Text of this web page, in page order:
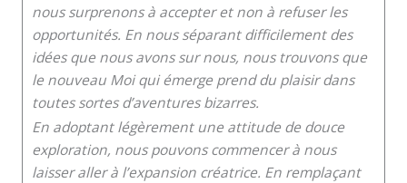
nous surprenons à accepter et non à refuser les
opportunités. En nous séparant difficilement des
idées que nous avons sur nous, nous trouvons que
le nouveau Moi qui émerge prend du plaisir dans
toutes sortes d’aventures bizarres.
En adoptant légèrement une attitude de douce
exploration, nous pouvons commencer à nous
laisser aller à l’expansion créatrice. En remplaçant